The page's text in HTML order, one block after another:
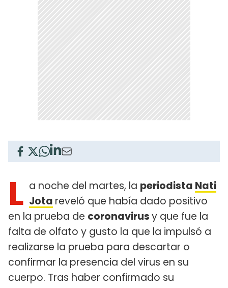
L a noche del martes, la periodista Nati
Jota reveló que había dado positivo
en la prueba de coronavirusy que fue la
falta de olfato y gusto la que la impulsó a
realizarse la prueba para descartar o
confirmar la presencia del virus en su
cuerpo. Tras haber confirmado su